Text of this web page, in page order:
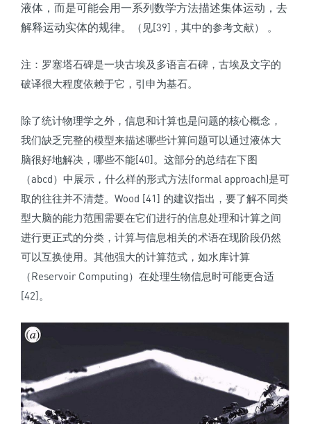
液体，而是可能会用一系列数学方法描述集体运动，去
解释运动实体的规律。
（见[39]，其中的参考文献） 。
注：罗塞塔石碑是一块古埃及多语言石碑，古埃及文字的
破译很大程度依赖于它，引申为基石。
除了统计物理学之外，信息和计算也是问题的核心概念，
我们缺乏完整的模型来描述哪些计算问题可以通过液体大
脑很好地解决，哪些不能[40]。这部分的总结在下图
（abcd）中展示，什么样的形式方法(formal approach)是可
取的往往并不清楚。Wood [41] 的建议指出，要了解不同类
型大脑的能力范围需要在它们进行的信息处理和计算之间
进行更正式的分类，计算与信息相关的术语在现阶段仍然
可以互换使用。其他强大的计算范式，如水库计算
（Reservoir Computing）在处理生物信息时可能更合适
[42]。